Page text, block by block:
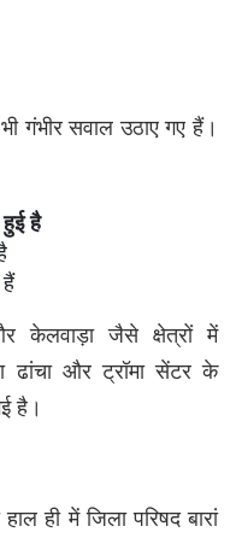
गंभीर सवाल उठाए गए हैं।
है
केलवाड़ा जैसे क्षेत्रों में
ढांचा और ट्रॉमा सेंटर के
है।
ही में जिला परिषद बारां